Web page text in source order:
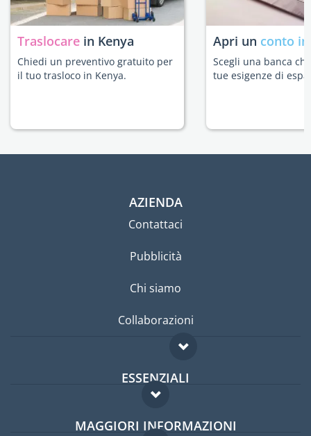
Traslocare in Kenya
Chiedi un preventivo gratuito per
il tuo trasloco in Kenya.
Apri un conto
Scegli una banca
tue esigenze di
AZIENDA
Contattaci
Pubblicità
Chi siamo
Collaborazioni
ESSENZIALI
Forum per expat
Guida per expat
MAGGIORI INFORMAZIONI